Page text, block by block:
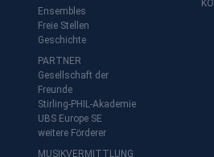
Ensembles
Freie Stellen
Geschichte
PARTNER
Gesellschaft der
Freunde
Stirling-PHIL-Akademie
UBS Europe SE
weitere Förderer
MUSIKVERMITTLUNG